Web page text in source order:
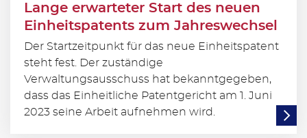
Lange erwarteter Start des neuen
Einheitspatents zum Jahreswechsel
Der Startzeitpunkt für das neue Einheitspatent
steht fest. Der zuständige
Verwaltungsausschuss hat bekanntgegeben,
dass das Einheitliche Patentgericht am 1. Juni
2023 seine Arbeit aufnehmen wird.